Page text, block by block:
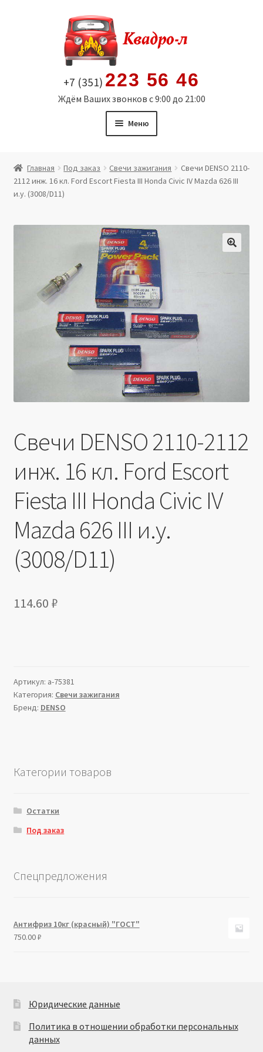
содержимому
+7 (351) 223 56 46
Ждём Ваших звонков с 9:00 до 21:00
Меню
Витрина
Политика в отношении обработки персональных
Производители
Юридические данные
Главная Под заказ Свечи зажигания
Свечи DENSO 2110-
2112 инж. 16 кл. Ford Escort Fiesta III Honda Civic IV Mazda 626 III
и.у. (3008/D11)
Свечи DENSO 2110-2112
инж. 16 кл. Ford Escort
Fiesta III Honda Civic IV
Mazda 626 III и.у.
(3008/D11)
114.60 ₽
Артикул: a-75381
Категория: Свечи зажигания
Бренд: DENSO
Категории товаров
Остатки
Под заказ
Спецпредложения
Антифриз 10кг (красный) "ГОСТ"
750.00₽
Юридические данные
Политика в отношении обработки персональных
данных